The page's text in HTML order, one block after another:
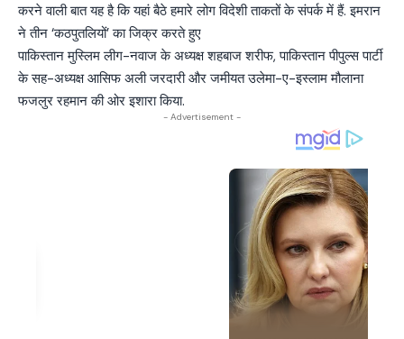
करने वाली बात यह है कि यहां बैठे हमारे लोग विदेशी ताकतों के संपर्क में हैं. इमरान
ने तीन ‘कठपुतलियों’ का जिक्र करते हुए
पाकिस्तान मुस्लिम लीग-नवाज के अध्यक्ष शहबाज शरीफ, पाकिस्तान पीपुल्स पार्टी
के सह-अध्यक्ष आसिफ अली जरदारी और जमीयत उलेमा-ए-इस्लाम मौलाना
फजलुर रहमान की ओर इशारा किया.
- Advertisement -